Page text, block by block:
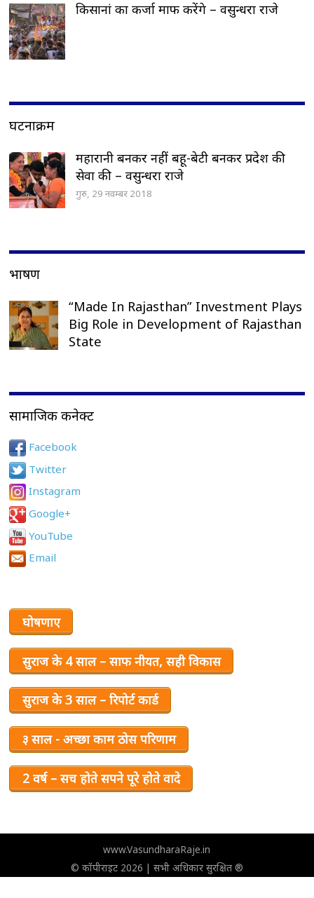
किसानां का कर्जा माफ करेंगे – वसुन्धरा राजे
घटनाक्रम
महारानी बनकर नहीं बहू-बेटी बनकर प्रदेश की
सेवा की – वसुन्धरा राजे
गुरु, 29 नवम्बर 2018
भाषण
“Made In Rajasthan” Investment Plays
Big Role in Development of Rajasthan
State
सामाजिक कनेक्ट
Facebook
Twitter
Instagram
Google+
YouTube
Email
घोषणाए
सुराज के 4 साल – साफ नीयत, सही विकास
सुराज के 3 साल – रिपोर्ट कार्ड
३ साल - अच्छा काम ठोस परिणाम
2 वर्ष – सच होते सपने पूरे होते वादे
www.VasundharaRaje.in
© कॉपीराइट 2026 | सभी अधिकार सुरक्षित ®